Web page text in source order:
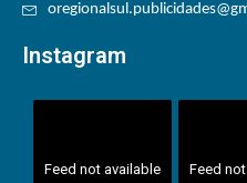
Instagram
Feed not available Feed